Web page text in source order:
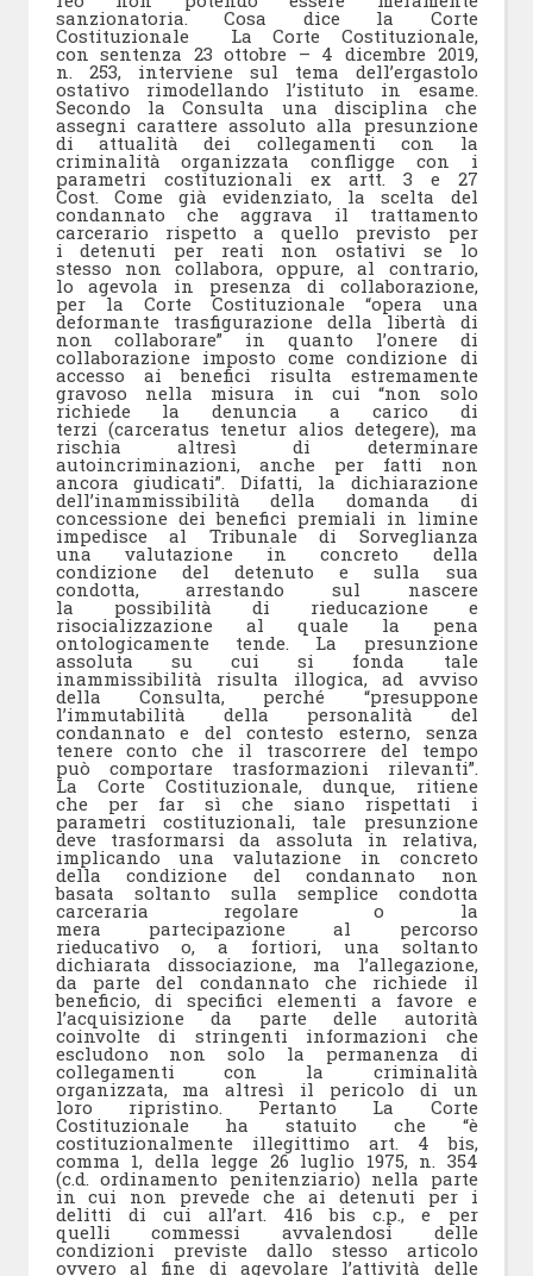
sanzionatoria. Cosa dice la Corte
Costituzionale La Corte Costituzionale,
con sentenza 23 ottobre – 4 dicembre 2019,
n. 253, interviene sul tema dell’ergastolo
ostativo rimodellando l’istituto in esame.
Secondo la Consulta una disciplina che
assegni carattere assoluto alla presunzione
di attualità dei collegamenti con la
criminalità organizzata confligge con i
parametri costituzionali ex artt. 3 e 27
Cost. Come già evidenziato, la scelta del
condannato che aggrava il trattamento
carcerario rispetto a quello previsto per
i detenuti per reati non ostativi se lo
stesso non collabora, oppure, al contrario,
lo agevola in presenza di collaborazione,
per la Corte Costituzionale “opera una
deformante trasfigurazione della libertà di
non collaborare” in quanto l’onere di
collaborazione imposto come condizione di
accesso ai benefici risulta estremamente
gravoso nella misura in cui “non solo
richiede la denuncia a carico di
terzi (carceratus tenetur alios detegere), ma
rischia altresì di determinare
autoincriminazioni, anche per fatti non
ancora giudicati”. Difatti, la dichiarazione
dell’inammissibilità della domanda di
concessione dei benefici premiali in limine
impedisce al Tribunale di Sorveglianza
una valutazione in concreto della
condizione del detenuto e sulla sua
condotta, arrestando sul nascere
la possibilità di rieducazione e
risocializzazione al quale la pena
ontologicamente tende. La presunzione
assoluta su cui si fonda tale
inammissibilità risulta illogica, ad avviso
della Consulta, perché “presuppone
l’immutabilità della personalità del
condannato e del contesto esterno, senza
tenere conto che il trascorrere del tempo
può comportare trasformazioni rilevanti”.
La Corte Costituzionale, dunque, ritiene
che per far sì che siano rispettati i
parametri costituzionali, tale presunzione
deve trasformarsi da assoluta in relativa,
implicando una valutazione in concreto
della condizione del condannato non
basata soltanto sulla semplice condotta
carceraria regolare o la
mera partecipazione al percorso
rieducativo o, a fortiori, una soltanto
dichiarata dissociazione, ma l’allegazione,
da parte del condannato che richiede il
beneficio, di specifici elementi a favore e
l’acquisizione da parte delle autorità
coinvolte di stringenti informazioni che
escludono non solo la permanenza di
collegamenti con la criminalità
organizzata, ma altresì il pericolo di un
loro ripristino. Pertanto La Corte
Costituzionale ha statuito che “è
costituzionalmente illegittimo art. 4 bis,
comma 1, della legge 26 luglio 1975, n. 354
(c.d. ordinamento penitenziario) nella parte
in cui non prevede che ai detenuti per i
delitti di cui all’art. 416 bis c.p., e per
quelli commessi avvalendosi delle
condizioni previste dallo stesso articolo
ovvero al fine di agevolare l’attività delle